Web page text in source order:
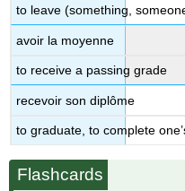
to leave (something,
avoir la moyenne
to receive a passing grade
recevoir son diplôme
to graduate, to complete
Flashcards